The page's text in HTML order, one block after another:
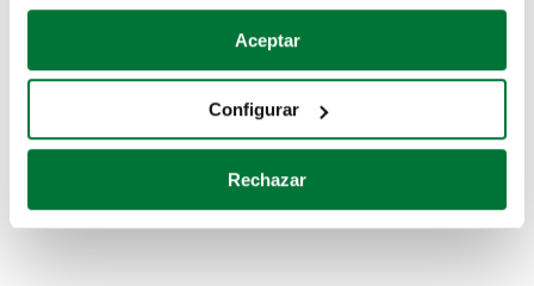
Si lo permite, también quisiéramos:
Recopilar información sobre su ubicación geográfica
Identificar su dispositivo analizándolo activamente
para buscar características específicas (huellas
Obtenga más información sobre cómo se procesan sus
Aceptar
Configurar
Rechazar
Coches de segunda mano
Coches de km0